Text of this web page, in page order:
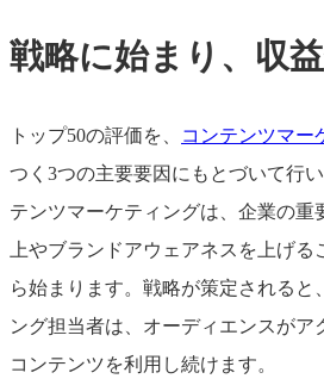
戦略に始まり、収
トップ50の評価を、 コンテンツマー
つく3つの主要要因にもとづいて行
テンツマーケティングは、企業の重
上やブランドアウェアネスを上げる
ら始まります。戦略が策定されると
ング担当者は、オーディエンスがア
コンテンツを利用し続けます。